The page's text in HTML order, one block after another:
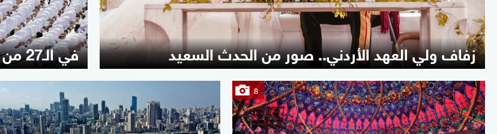
زفاف ولي العهد الأردني.. صور من الحدث السعيد في الـ27 من رمضان.. قلوب متراصة في الحرم المكي
8